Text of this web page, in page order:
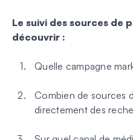
Le suivi des sources de
découvrir :
Quelle campagne
Combien de sources
directement des